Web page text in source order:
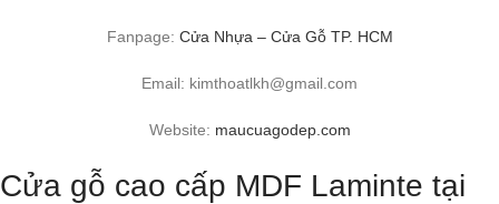
Fanpage: Cửa Nhựa – Cửa Gỗ TP. HCM
Email: kimthoatlkh@gmail.com
Website: maucuagodep.com
Cửa gỗ cao cấp MDF Laminte tại